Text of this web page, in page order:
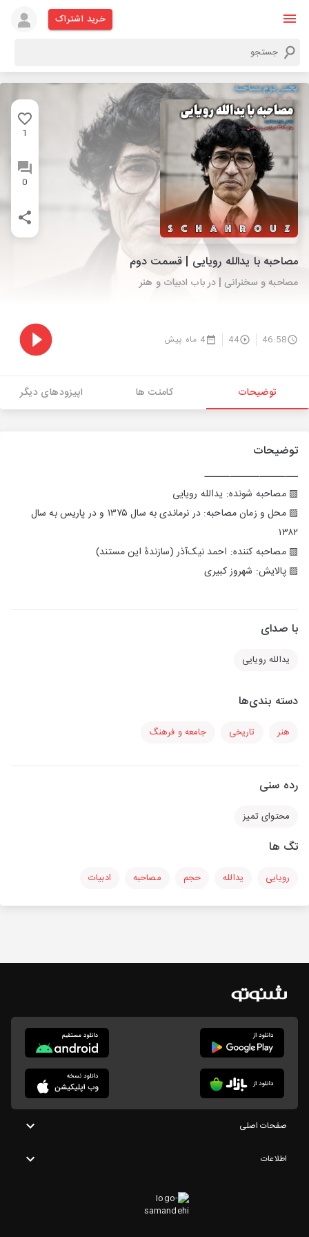
خرید اشتراک
1
0
مصاحبه با یدالله رویایی | قسمت دوم
مصاحبه و سخنرانی | در باب ادبیات و هنر
46:58
44 4 ماه پیش
توضیحات کامنت ها اپیزودهای دیگر
توضیحات
ــــــــــــــــــــــ
▨ مصاحبه شونده: یدالله رویایی
▨ محل و زمان مصاحبه: در نرماندی به سال ۱۳۷۵ و در پاریس به سال
۱۳۸۲
▨ مصاحبه کننده: احمد نیک‌آذر (سازندهٔ این مستند)
▨ پالایش: شهروز کبیری
با صدای
یدالله رویایی
دسته بندی‌ها
هنر تاریخی جامعه و فرهنگ
رده سنی
محتوای تمیز
تگ ها
رویایی یدالله حجم مصاحبه ادبیات
صفحات اصلی
اطلاعات